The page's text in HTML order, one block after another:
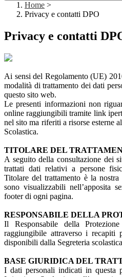
Home >
Privacy e contatti DPO
Privacy e contatti
Ai sensi del Regolamento (UE)
modalità di trattamento dei dati
questo sito web.
Le presenti informazioni non
online raggiungibili tramite link
nel sito ma riferiti a risorse esterne
Scolastica.
TITOLARE DEL
A seguito della consultazione dei
trattati dati relativi a persone
Titolare del trattamento è la
sono visualizzabili nell’apposita
footer di ogni pagina.
RESPONSABILE DELLA
Il Responsabile della
raggiungibile attraverso i recapiti
disponibili dalla Segreteria
BASE GIURIDICA DEL
I dati personali indicati in questa